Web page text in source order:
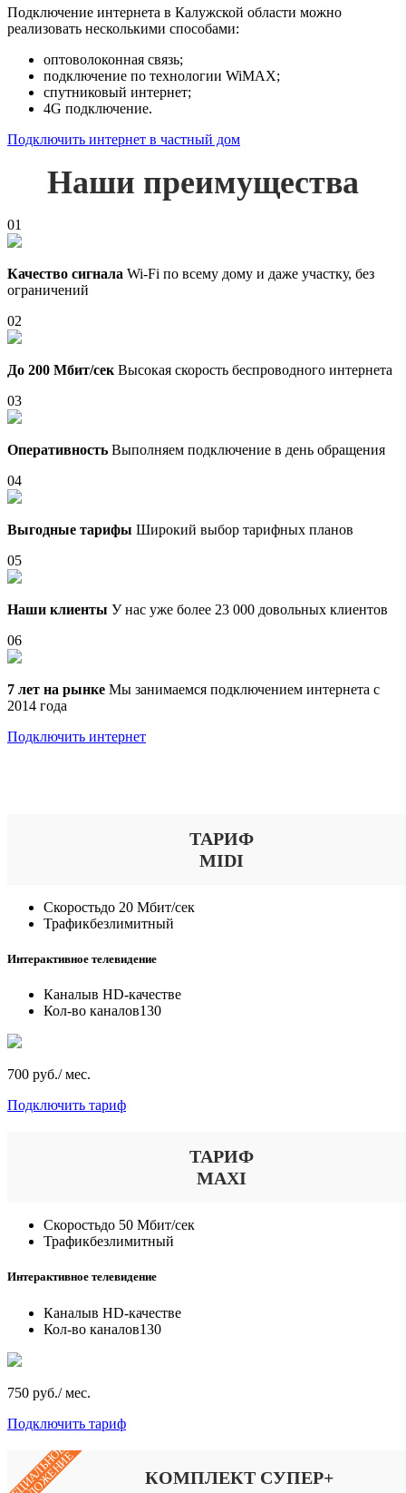
Подключение интернета в Калужской области можно
реализовать несколькими способами:
оптоволоконная связь;
подключение по технологии WiMAX;
спутниковый интернет;
4G подключение.
Подключить интернет в частный дом
Наши преимущества
01
Качество сигнала Wi-Fi по всему дому и даже участку, без
ограничений
02
До 200 Мбит/сек Высокая скорость беспроводного интернета
03
Оперативность Выполняем подключение в день обращения
04
Выгодные тарифы Широкий выбор тарифных планов
05
Наши клиенты У нас уже более 23 000 довольных клиентов
06
7 лет на рынке Мы занимаемся подключением интернета с
2014 года
Подключить интернет
ТАРИФ
MIDI
Скоростьдо 20 Мбит/сек
Трафикбезлимитный
Интерактивное телевидение
Каналыв HD-качестве
Кол-во каналов130
700 руб./ мес.
Подключить тариф
ТАРИФ
MAXI
Скоростьдо 50 Мбит/сек
Трафикбезлимитный
Интерактивное телевидение
Каналыв HD-качестве
Кол-во каналов130
750 руб./ мес.
Подключить тариф
КОМПЛЕКТ СУПЕР+